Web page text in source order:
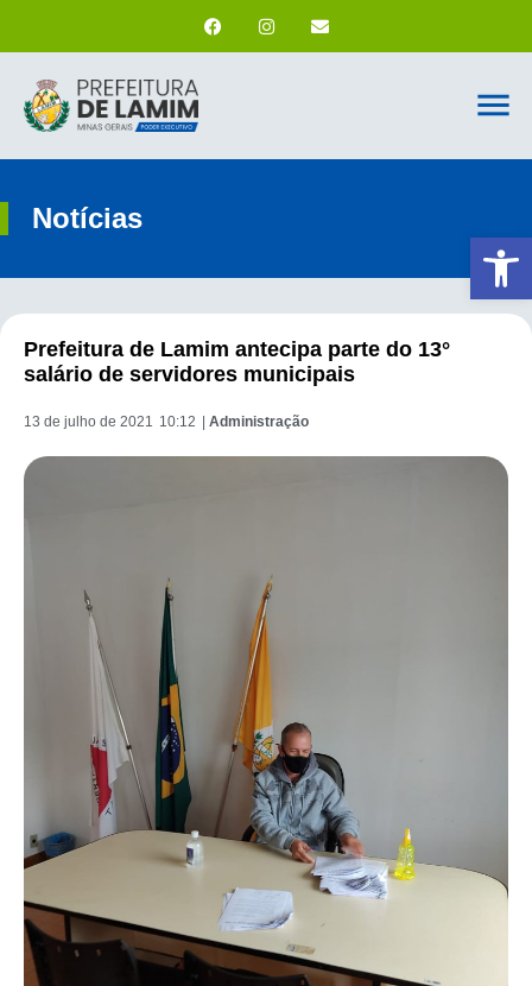
Notícias
Prefeitura de Lamim antecipa parte do 13°
salário de servidores municipais
13 de julho de 2021 10:12 Administração